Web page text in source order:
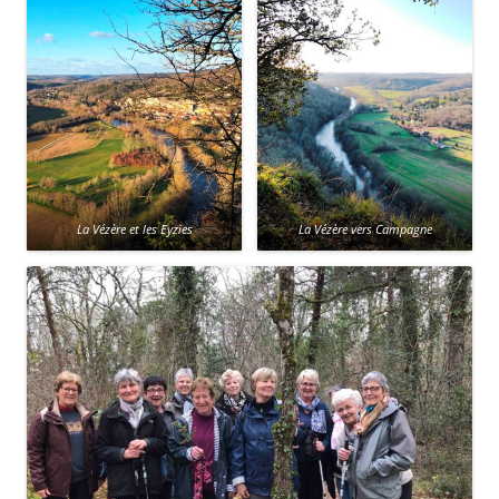
La Vézère et les Eyzies La Vézère vers Campagne